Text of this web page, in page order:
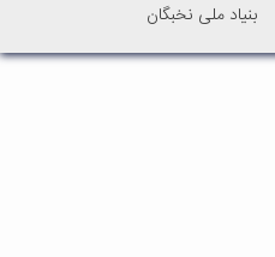
بنیاد ملی نخبگان